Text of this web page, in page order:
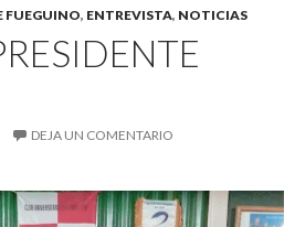
FUEGUINO, ENTREVISTA, NOTICIAS
DEJA UN COMENTARIO